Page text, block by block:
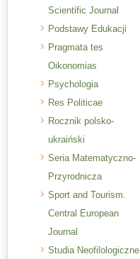
Scientific Journal
Podstawy Edukacji
Pragmata tes
Oikonomias
Psychologia
Res Politicae
Rocznik polsko-
ukraiński
Seria Matematyczno-
Przyrodnicza
Sport and Tourism.
Central European
Journal
Studia Neofilologiczne